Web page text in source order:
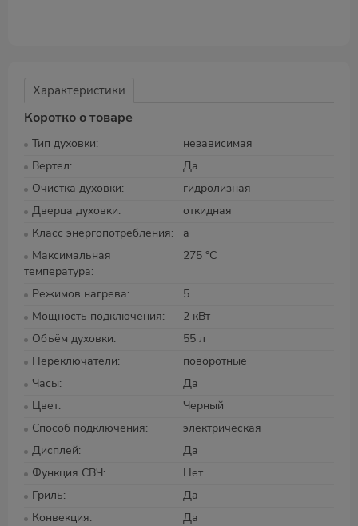
Характеристики
Коротко о товаре
Тип духовки
независимая
Вертел
Да
Очистка духовки
гидролизная
Дверца духовки
откидная
Класс энергопотребления
а
Максимальная
температура
275 °С
Режимов нагрева
5
Мощность подключения
2 кВт
Объём духовки
55 л
Переключатели
поворотные
Часы
Да
Цвет
Черный
Способ подключения
электрическая
Дисплей
Да
Функция СВЧ
Нет
Гриль
Да
Конвекция
Да